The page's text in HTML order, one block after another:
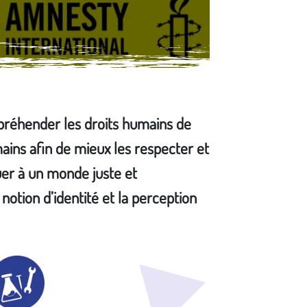
les droits humains de
afin de mieux les respecter et
à un monde juste et
d’identité et la perception